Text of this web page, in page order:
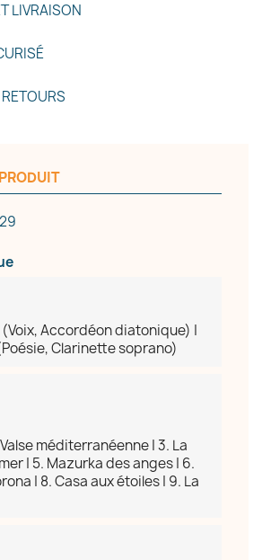
LIVRAISON
Accordéon diatonique) |
Clarinette soprano)
méditerranéenne | 3. La
| 5. Mazurka des anges | 6.
| 8. Casa aux étoiles | 9. La
d'envies